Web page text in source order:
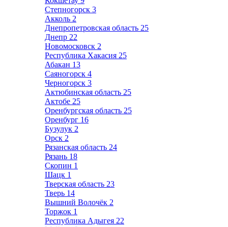
Степногорск 3
Акколь 2
Днепропетровская область 25
Днепр 22
Новомосковск 2
Республика Хакасия 25
Абакан 13
Саяногорск 4
Черногорск 3
Актюбинская область 25
Актобе 25
Оренбургская область 25
Оренбург 16
Бузулук 2
Орск 2
Рязанская область 24
Рязань 18
Скопин 1
Шацк 1
Тверская область 23
Тверь 14
Вышний Волочёк 2
Торжок 1
Республика Адыгея 22